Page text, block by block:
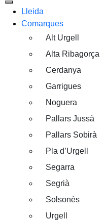
Lleida
Comarques
Alt Urgell
Alta Ribagorça
Cerdanya
Garrigues
Noguera
Pallars Jussà
Pallars Sobirà
Pla d’Urgell
Segarra
Segrià
Solsonès
Urgell